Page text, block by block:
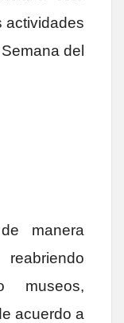
actividades
del
manera
museos,
acuerdo a